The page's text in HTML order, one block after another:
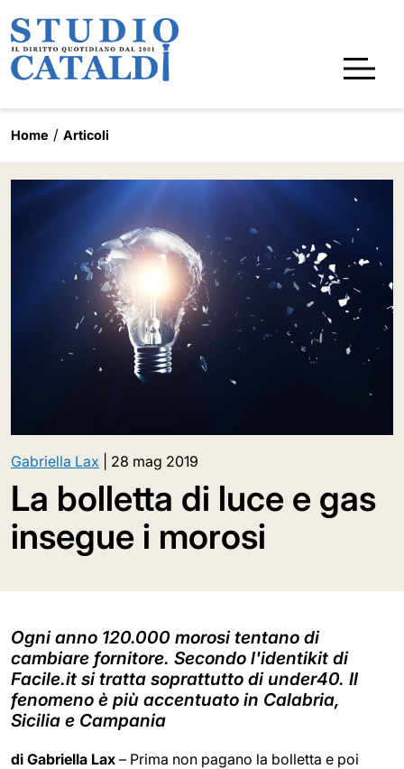
Home Articoli
Gabriella Lax 28 mag 2019
La bolletta di luce e gas
insegue i morosi
Ogni anno 120.000 morosi tentano di
cambiare fornitore. Secondo l'identikit di
Facile.it si tratta soprattutto di under40. Il
fenomeno è più accentuato in Calabria,
Sicilia e Campania
di Gabriella Lax – Prima non pagano la bolletta e poi